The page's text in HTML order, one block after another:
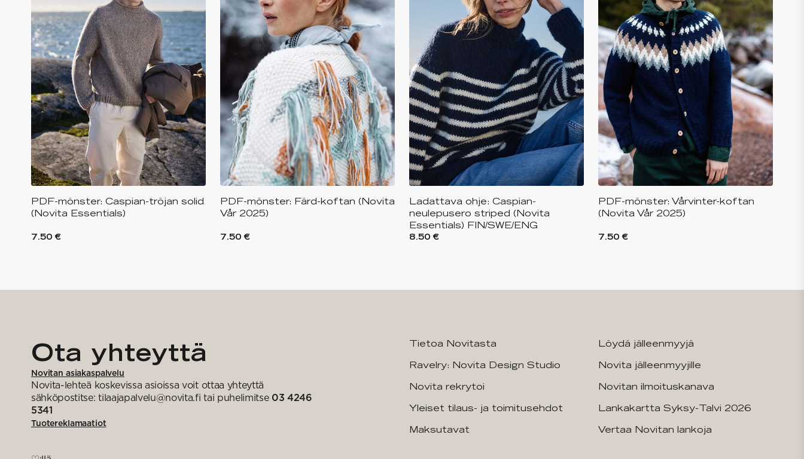
PDF-mönster: Caspian-tröjan solid
(Novita Essentials)
7.50 €
PDF-mönster: Färd-koftan (Novita
Vår 2025)
7.50 €
Ladattava ohje: Caspian-
neulepusero striped (Novita
Essentials) FIN/SWE/ENG
8.50 €
PDF-mönster: Vårvinter-koftan
(Novita Vår 2025)
7.50 €
Ota yhteyttä
Novitan asiakaspalvelu
Novita-lehteä koskevissa asioissa voit ottaa yhteyttä
sähköpostitse: tilaajapalvelu@novita.fi tai puhelimitse 03 4246
5341
Tuotereklamaatiot
Tietoa Novitasta
Ravelry: Novita Design Studio
Novita rekrytoi
Yleiset tilaus- ja toimitusehdot
Maksutavat
Löydä jälleenmyyjä
Novita jälleenmyyjille
Novitan ilmoituskanava
Lankakartta Syksy-Talvi 2026
Vertaa Novitan lankoja